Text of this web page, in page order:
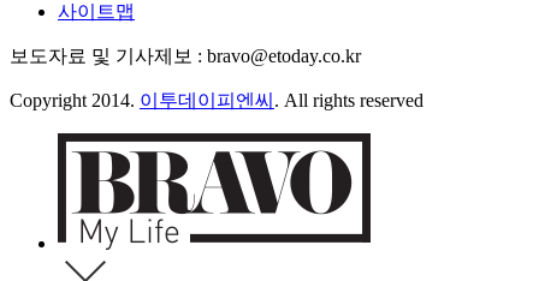
사이트맵
보도자료 및 기사제보 : bravo@etoday.co.kr
Copyright 2014. 이투데이피엔씨 . All rights reserved